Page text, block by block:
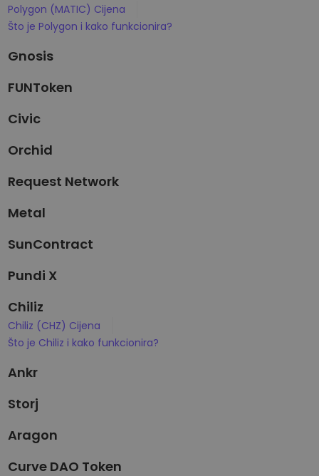
Polygon (MATIC) Cijena
Što je Polygon i kako funkcionira?
Gnosis
FUNToken
Civic
Orchid
Request Network
Metal
SunContract
Pundi X
Chiliz
Chiliz (CHZ) Cijena
Što je Chiliz i kako funkcionira?
Ankr
Storj
Aragon
Curve DAO Token